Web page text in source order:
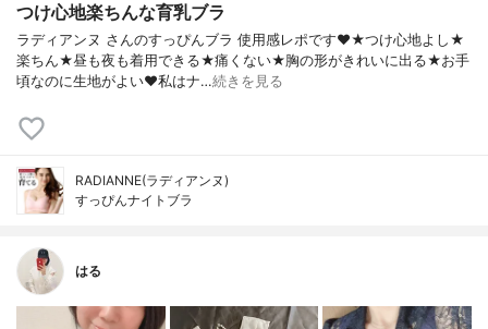
つけ心地楽ちんな育乳ブラ
ラディアンヌ さんのすっぴんブラ 使用感レポです❤️★つけ心地よし★
楽ちん★昼も夜も着用できる★痛くない★胸の形がきれいに出る★お手
頃なのに生地がよい❤️私はナ…続きを見る
RADIANNE(ラディアンヌ)
すっぴんナイトブラ
はる